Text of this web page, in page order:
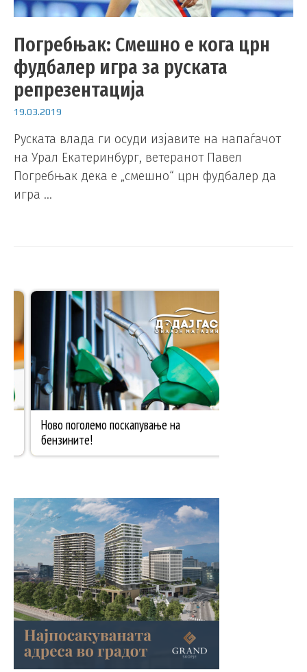
Погребњак: Смешно е кога црн
фудбалер игра за руската
репрезентација
19.03.2019
Руската влада ги осуди изјавите на напаѓачот
на Урал Екатеринбург, ветеранот Павел
Погребњак дека е „смешно“ црн фудбалер да
игра …